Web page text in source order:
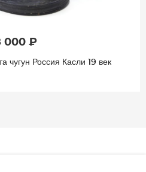
000 ₽
и куропатка Касли 1940